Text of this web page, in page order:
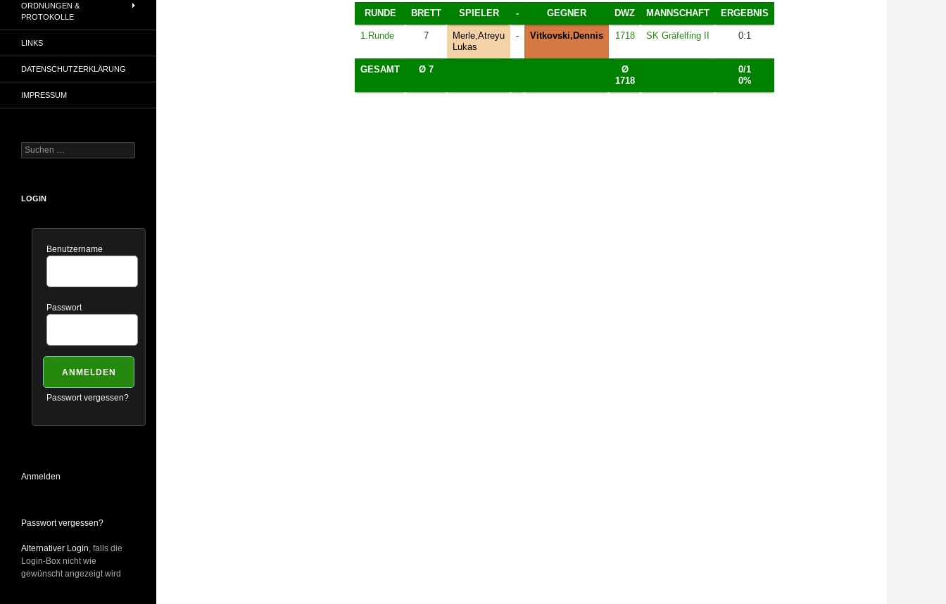
RUNDE BRETT SPIELER - GEGNER DWZ MANNSCHAFT ERGEBNIS
1.Runde 7
Merle,Atreyu
Lukas
- Vitkovski,Dennis 1718 SK Gräfelfing II 0:1
GESAMT Ø 7
Ø
1718
0/1
0%
ORDNUNGEN &
PROTOKOLLE
LINKS
DATENSCHUTZERKLÄRUNG
IMPRESSUM
Suchen
nach:
LOGIN
Benutzername
Passwort
Passwort vergessen?
Anmelden
Passwort vergessen?
Alternativer Login , falls die
Login-Box nicht wie
gewünscht angezeigt wird